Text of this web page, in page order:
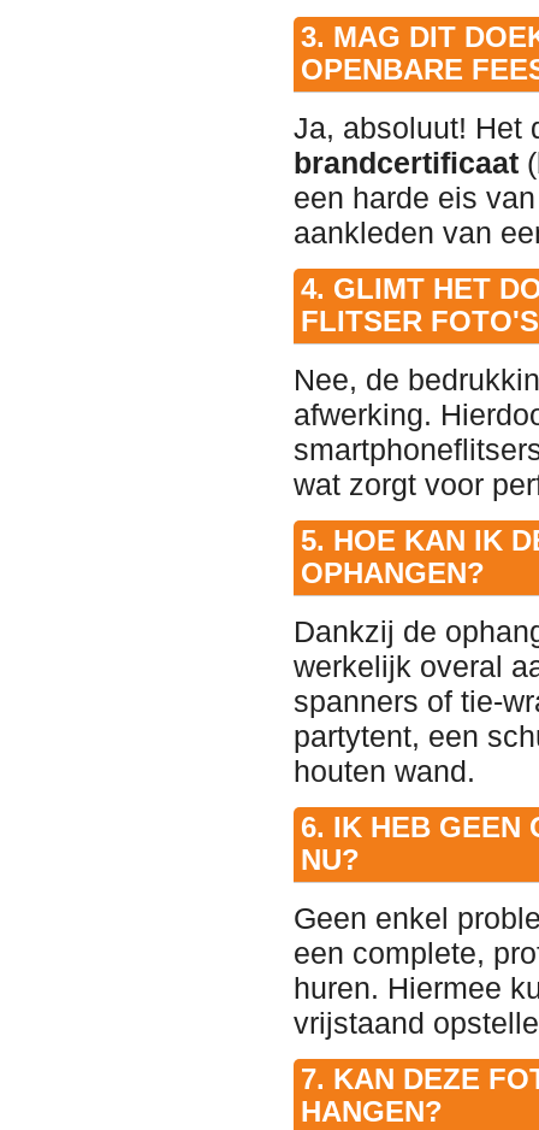
3. MAG DIT
OPENBARE
Ja, absoluut! Het
brandcertificaat
een harde eis
aankleden van
4. GLIMT HET
FLITSER
Nee, de
afwerking.
wat zorgt voor
5. HOE KAN IK
OPHANGEN?
Dankzij de
werkelijk overal
spanners of tie-
partytent, een
houten wand.
6. IK HEB GEEN
NU?
Geen enkel
een complete,
huren. Hiermee
vrijstaand
7. KAN DEZE
HANGEN?